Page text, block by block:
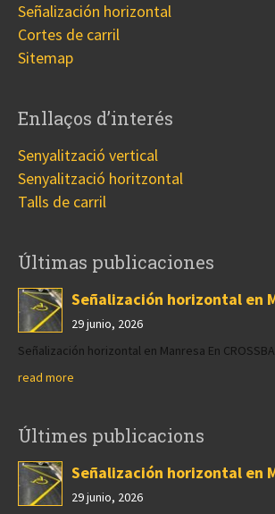
Señalización horizontal
Cortes de carril
Sitemap
Enllaços d’interés
Senyalització vertical
Senyalització horitzontal
Talls de carril
Últimas publicaciones
Señalización horizontal en
29 junio, 2026
Señalización horizontal en Manresa En
read more
Últimes publicacions
Señalización horizontal en
29 junio, 2026